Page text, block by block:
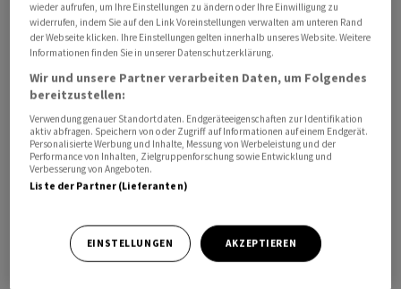
SMIschloss um 0,36 Prozent tiefer bei 11'893,82
Punkten und damit über dem Tagestief von 11'844
wieder aufrufen, um Ihre Einstellungen zu ändern oder Ihre Einwilligung zu
widerrufen, indem Sie auf den Link Voreinstellungen verwalten am unteren Rand
der Webseite klicken. Ihre Einstellungen gelten innerhalb unseres Website. Weitere
Informationen finden Sie in unserer Datenschutzerklärung.
Wir und unsere Partner verarbeiten Daten, um Folgendes
bereitzustellen:
Verwendung genauer Standortdaten. Endgeräteeigenschaften zur Identifikation
aktiv abfragen. Speichern von oder Zugriff auf Informationen auf einem Endgerät.
Personalisierte Werbung und Inhalte, Messung von Werbeleistung und der
Performance von Inhalten, Zielgruppenforschung sowie Entwicklung und
Verbesserung von Angeboten.
Liste der Partner (Lieferanten)
EINSTELLUNGEN AKZEPTIEREN